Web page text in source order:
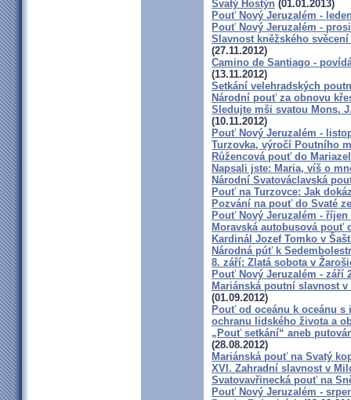
Svatý Hostýn (01.01.2013)
Pouť Nový Jeruzalém -
Pouť Nový Jeruzalém -
Slavnost kněžského
(27.11.2012)
Camino de Santiago -
(13.11.2012)
Setkání velehradských
Národní pouť za obnovu
Sledujte mši svatou Mons.
(10.11.2012)
Pouť Nový Jeruzalém -
Turzovka, výročí Poutního
Růžencová pouť do
Napsali jste: Maria, víš o
Národní Svatováclavská
Pouť na Turzovce: Jak
Pozvání na pouť do Svaté
Pouť Nový Jeruzalém - říjen
Moravská autobusová pouť
Kardinál Jozef Tomko v
Národná púť k
8. září: Zlatá sobota v
Pouť Nový Jeruzalém - září
Mariánská poutní slavnost
(01.09.2012)
Pouť od oceánu k oceánu s
ochranu lidského života a
„Pouť setkání“ aneb
(28.08.2012)
Mariánská pouť na Svatý
XVI. Zahradní slavnost v
Svatovavřinecká pouť na
Pouť Nový Jeruzalém -